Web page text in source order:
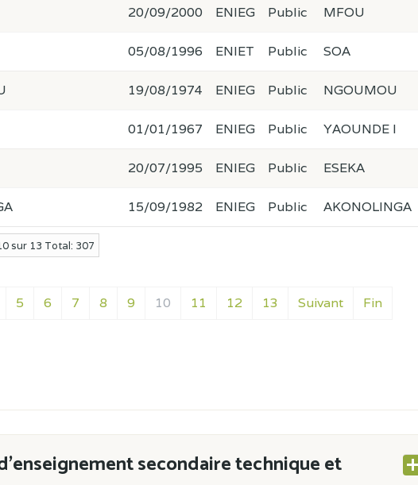
sur 13 Total: 307
5 6 7 8 9 10 11 12 13 Suivant Fin
20/09/2000 ENIEG Public MFOU
05/08/1996 ENIET Public SOA
19/08/1974 ENIEG Public NGOUMOU
01/01/1967 ENIEG Public YAOUNDE I
20/07/1995 ENIEG Public ESEKA
15/09/1982 ENIEG Public AKONOLINGA
secondaire technique et